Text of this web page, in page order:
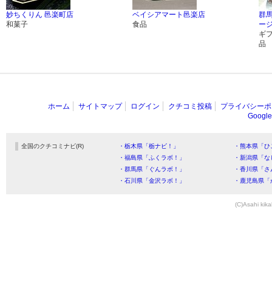
妙ちくりん 邑楽町店
和菓子
ベイシアマート邑楽店
食品
群
ー
ギ
品
ホーム サイトマップ ログイン クチコミ投稿
プライバシー
全国のクチコミナビ(R) ・栃木県「栃ナビ！」
・熊本県「
・福島県「ふくラボ！」
・新潟県「
・群馬県「ぐんラボ！」
・香川県「
・石川県「金沢ラボ！」
・鹿児島県
(C)Asahi